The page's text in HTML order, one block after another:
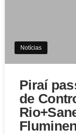
Notícias
Piraí
de